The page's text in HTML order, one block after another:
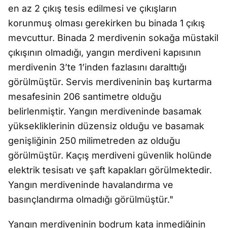
en az 2 çıkış tesis edilmesi ve çıkışların
korunmuş olması gerekirken bu binada 1 çıkış
mevcuttur. Binada 2 merdivenin sokağa müstakil
çıkışının olmadığı, yangın merdiveni kapısının
merdivenin 3’te 1’inden fazlasını daralttığı
görülmüştür. Servis merdiveninin baş kurtarma
mesafesinin 206 santimetre olduğu
belirlenmiştir. Yangın merdiveninde basamak
yüksekliklerinin düzensiz olduğu ve basamak
genişliğinin 250 milimetreden az olduğu
görülmüştür. Kaçış merdiveni güvenlik holünde
elektrik tesisatı ve şaft kapakları görülmektedir.
Yangın merdiveninde havalandırma ve
basınçlandırma olmadığı görülmüştür."
Yangın merdiveninin bodrum kata inmediğinin